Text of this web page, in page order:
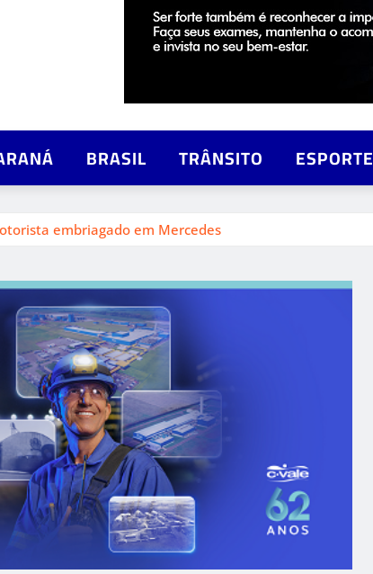
BRASIL TRÂNSITO ESPORTE
embriagado em Mercedes